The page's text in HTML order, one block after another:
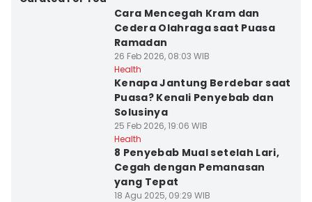
Cara Mencegah Kram dan
Cedera Olahraga saat Puasa
Ramadan
26 Feb 2026, 08:03 WIB
Health
Kenapa Jantung Berdebar saat
Puasa? Kenali Penyebab dan
Solusinya
25 Feb 2026, 19:06 WIB
Health
8 Penyebab Mual setelah Lari,
Cegah dengan Pemanasan
yang Tepat
18 Agu 2025, 09:29 WIB